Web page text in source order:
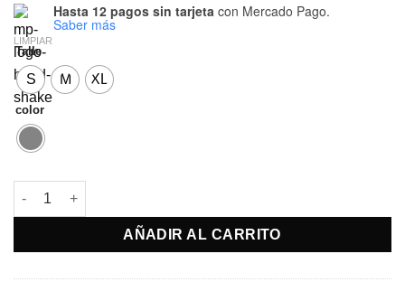
Hasta 12 pagos sin tarjeta con Mercado Pago.
Saber más
Talle
S M XL
color
LIMPIAR
Remera Batik cantidad
AÑADIR AL CARRITO